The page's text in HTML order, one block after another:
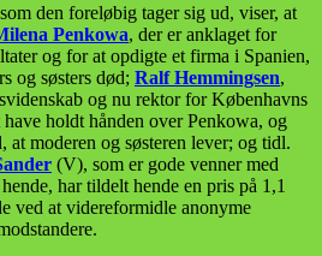
den foreløbig tager sig ud, viser, at
Penkowa, der er anklaget for
og for at opdigte et firma i Spanien,
og søsters død; Ralf Hemmingsen,
og nu rektor for Københavns
holdt hånden over Penkowa, og
at moderen og søsteren lever; og tidl.
(V), som er gode venner med
har tildelt hende en pris på 1,1
ved at videreformidle anonyme